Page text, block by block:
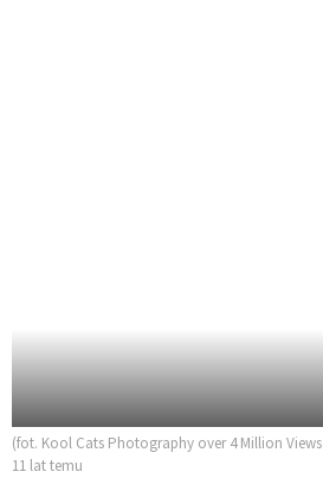
(fot. Kool Cats Photography over 4 Million
11 lat temu